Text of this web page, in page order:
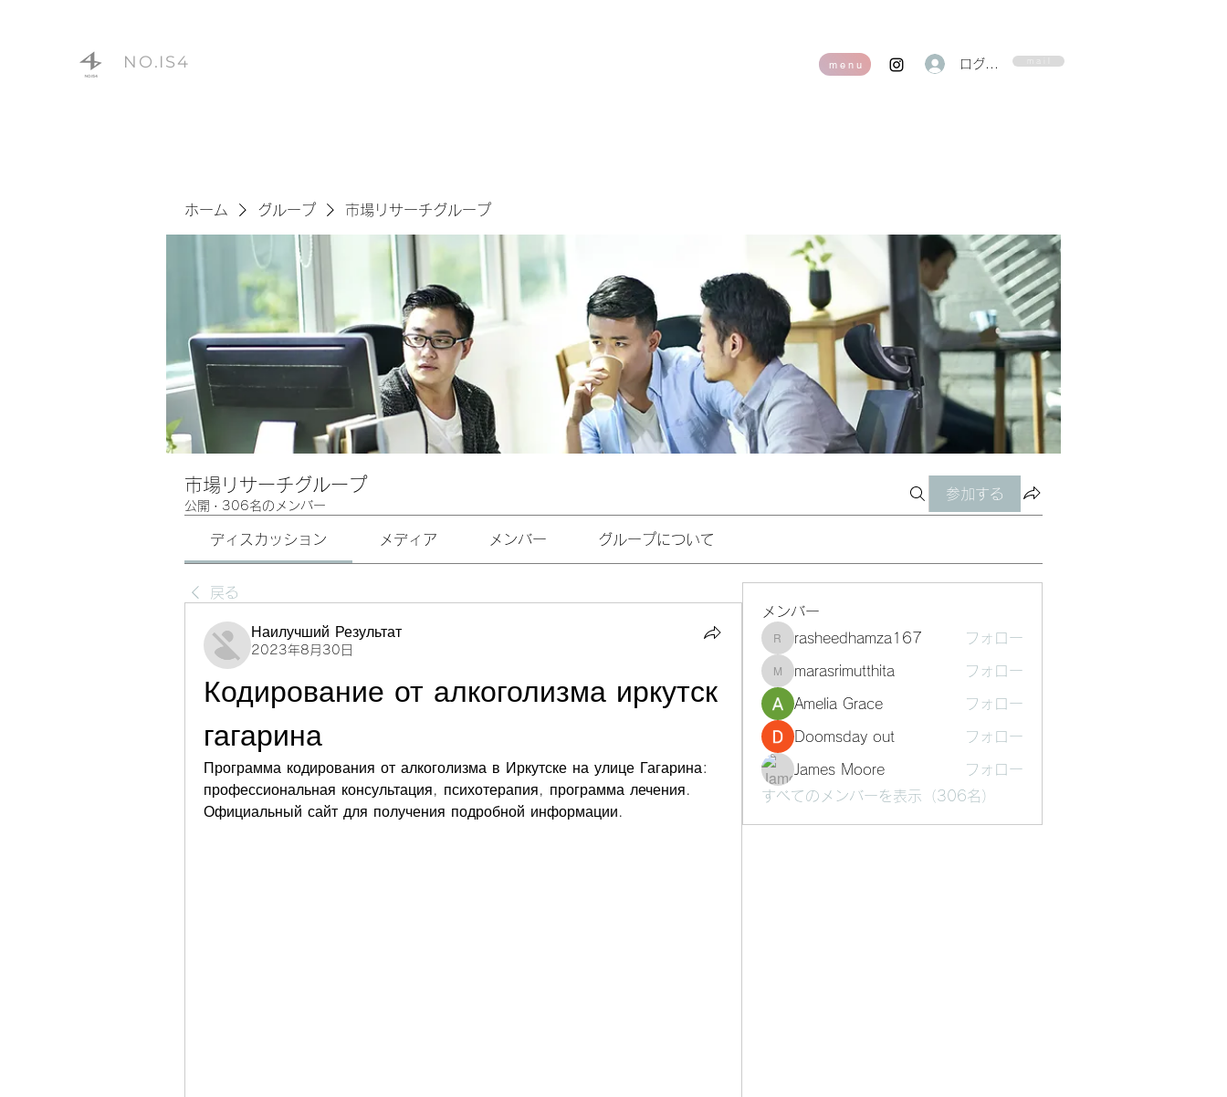
NO.IS4 m e n u ログイン
ホーム グループ 市場リサーチグループ
市場リサーチグループ
公開 · 306名のメンバー
参加する
ディスカッション メディア メンバー グループについて
戻る
Наилучший Результат
2023年8月30日
Кодирование от алкоголизма иркутск
гагарина
Программа кодирования от алкоголизма в Иркутске на улице Гагарина:
профессиональная консультация, психотерапия, программа лечения.
Официальный сайт для получения подробной информации.
メンバー
rasheedhamza167
rasheedhamza167 フォロー
marasrimutthita
marasrimutthita フォロー
Amelia Grace フォロー
Doomsday out フォロー
James Moore
フォロー
すべてのメンバーを表示（306名）